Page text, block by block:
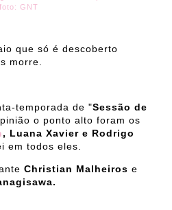
foto: GNT
que só é descoberto
morre.
temporada de "Sessão de
o ponto alto foram os
, Luana Xavier e Rodrigo
em todos eles.
Christian Malheiros e